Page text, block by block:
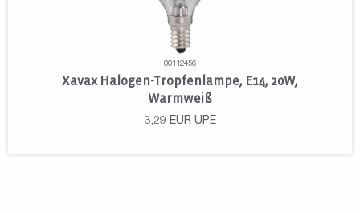
00112456
Xavax Halogen-Tropfenlampe, E14, 20W,
Warmweiß
3,29 EUR UPE